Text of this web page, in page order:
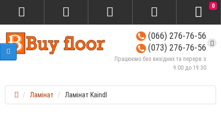
(066) 276-76-56
(073) 276-76-56
Працюємо без вихідних та перерв з
9:00 до 19:30
0
Ламінат Ламінат Kaindl